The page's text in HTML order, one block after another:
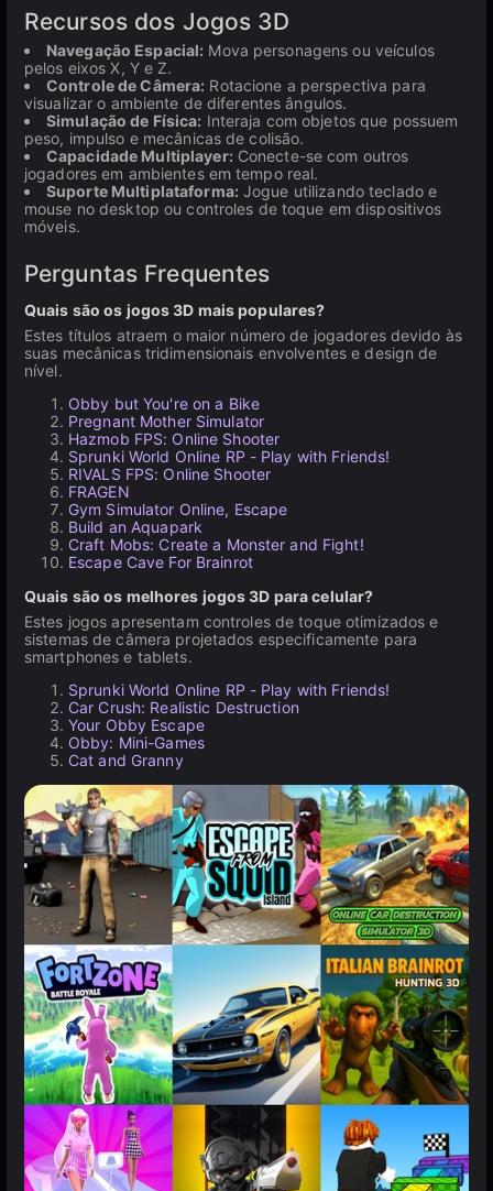
Recursos dos Jogos 3D
Navegação Espacial: Mova personagens ou veículos
pelos eixos X, Y e Z.
Controle de Câmera: Rotacione a perspectiva para
visualizar o ambiente de diferentes ângulos.
Simulação de Física: Interaja com objetos que possuem
peso, impulso e mecânicas de colisão.
Capacidade Multiplayer: Conecte-se com outros
jogadores em ambientes em tempo real.
Suporte Multiplataforma: Jogue utilizando teclado e
mouse no desktop ou controles de toque em dispositivos
móveis.
Perguntas Frequentes
Quais são os jogos 3D mais populares?
Estes títulos atraem o maior número de jogadores devido às
suas mecânicas tridimensionais envolventes e design de
nível.
Obby but You're on a Bike
Pregnant Mother Simulator
Hazmob FPS: Online Shooter
Sprunki World Online RP - Play with Friends!
RIVALS FPS: Online Shooter
FRAGEN
Gym Simulator Online, Escape
Build an Aquapark
Craft Mobs: Create a Monster and Fight!
Escape Cave For Brainrot
Quais são os melhores jogos 3D para celular?
Estes jogos apresentam controles de toque otimizados e
sistemas de câmera projetados especificamente para
smartphones e tablets.
Sprunki World Online RP - Play with Friends!
Car Crush: Realistic Destruction
Your Obby Escape
Obby: Mini-Games
Cat and Granny